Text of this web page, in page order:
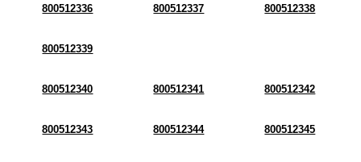
800512336 800512337 800512338
800512339
800512340 800512341 800512342
800512343 800512344 800512345